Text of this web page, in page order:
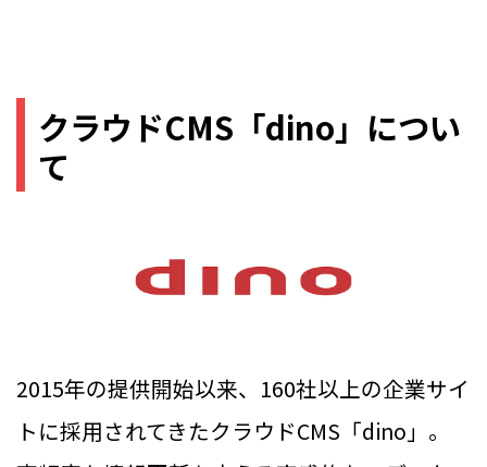
クラウドCMS「dino」につい
て
2015年の提供開始以来、160社以上の企業サイ
トに採用されてきたクラウドCMS「dino」。